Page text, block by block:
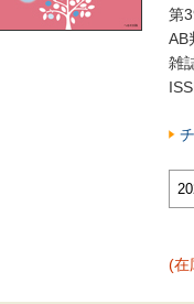
第
AB
雑
(在